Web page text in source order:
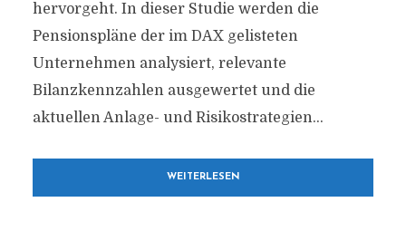
hervorgeht. In dieser Studie werden die
Pensionspläne der im DAX gelisteten
Unternehmen analysiert, relevante
Bilanzkennzahlen ausgewertet und die
aktuellen Anlage- und Risikostrategien...
WEITERLESEN